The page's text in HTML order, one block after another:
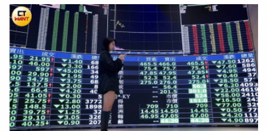
數，主動式ETF最大的特色，就是可依照市場變化調整持
股，希望在不同產業輪動下掌握新的投資機會。以凱基台灣
主動式ETF（00407A）為例，基金採取主動選股策略，每日
檢視投組是否需要調整，希望透過經理團隊研究與量化分
析，尋找具備中長期成長潛力的台灣企業。基金定位也強調
「主動選股、精準打擊」，與傳統市值型ETF形成不同的配
置角色。值得注意的是，00407A
採取「收益不分配」設
計，基金獲利不發放現金，而是持續留在基金內再投入，希